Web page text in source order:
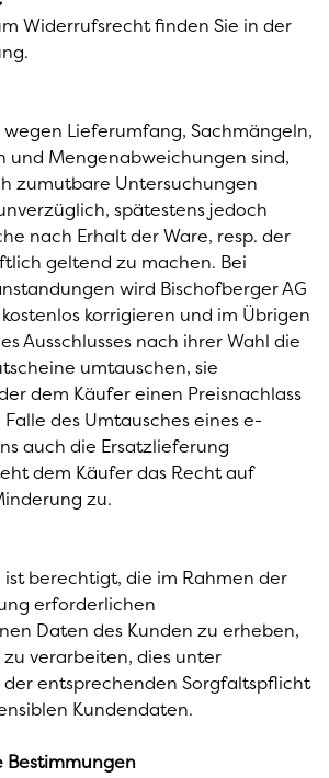
Widerrufsrecht finden Sie in der
Lieferumfang, Sachmängeln,
und Mengenabweichungen sind,
zumutbare Untersuchungen
spätestens jedoch
nach Erhalt der Ware, resp. der
geltend zu machen. Bei
wird Bischofberger AG
korrigieren und im Übrigen
Ausschlusses nach ihrer Wahl die
umtauschen, sie
dem Käufer einen Preisnachlass
des Umtausches eines e-
auch die Ersatzlieferung
dem Käufer das Recht auf
zu.
ist berechtigt, die im Rahmen der
erforderlichen
Daten des Kunden zu erheben,
verarbeiten, dies unter
der entsprechenden Sorgfaltspflicht
Kundendaten.
Bestimmungen